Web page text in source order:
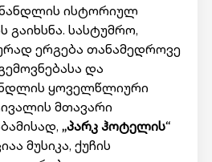
ისტორიულ
გაიხსნა. სასტუმრო,
ერგება თანამედროვე
და
ყოველწლიური
მთავარი
„პარკ ჰოტელის“
მუსიკა, ქუჩის